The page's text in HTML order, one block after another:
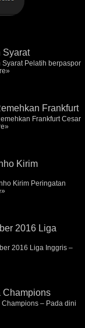
Syarat
Pelatih berpaspor
Frankfurt
Frankfurt Cesar
Kirim
Kirim Peringatan
2016 Liga
2016 Liga Inggris –
Champions
– Pada dini